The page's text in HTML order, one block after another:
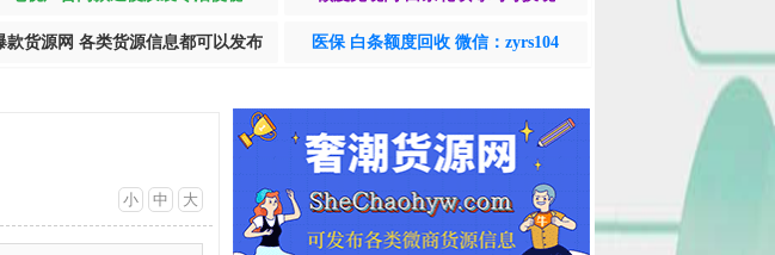
款货源网 各类货源信息都可以发布 医保 白条额度回收 微信：zyrs104
小 中 大